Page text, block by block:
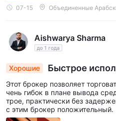
07-15 Объединенные
Aishwarya Sharma
до 1 года
Хорошие
Быстрое
ый вывод средств
Этот брокер позволяет
чень гибок в плане вывода
трое, практически без
с этим брокер положительный.